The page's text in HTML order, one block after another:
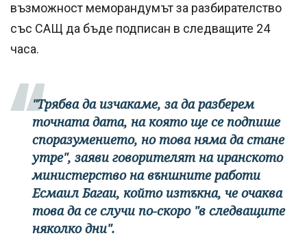
възможност меморандумът за разбирателство
със САЩ да бъде подписан в следващите 24
часа.
"Трябва да изчакаме, за да разберем
точната дата, на която ще се подпише
споразумението, но това няма да стане
утре", заяви говорителят на иранското
министерство на външните работи
Есмаил Багаи, който изтъкна, че очаква
това да се случи по-скоро "в следващите
няколко дни".